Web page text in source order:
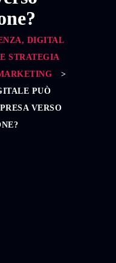
DIGITAL
STRATEGIA
>
PUÒ
VERSO